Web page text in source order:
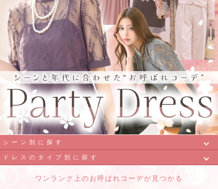
シーン別に探す
ディナー 結婚式・披露宴
ドレスのタイプ別に探す
ミニドレス ミモレ丈ドレス
ワンランク上のお呼ばれコーデが見つかる